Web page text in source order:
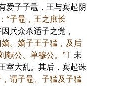
爱子子鼂，王与宾起阴
“子鼂，王之庶长
兵众杀适子之党，
嫡。嫡子王子猛，及后
献公、单穆公。”〕 未
室大乱。其后，宾起诛
，谓子鼂、子猛及子猛